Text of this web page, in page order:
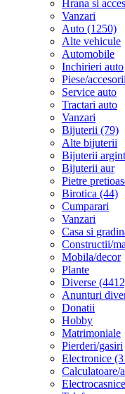
Hrana si
Vanzari
Auto (1250)
Alte vehicule
Automobile
Inchirieri auto
Piese/accesorii
Service auto
Tractari auto
Vanzari
Bijuterii (79)
Alte bijuterii
Bijuterii argint
Bijuterii aur
Pietre
Birotica (44)
Cumparari
Vanzari
Casa si
Constructii/
Mobila/decor
Plante
Diverse
Anunturi
Donatii
Hobby
Matrimoniale
Pierderi/gasiri
Electronice
Calculatoare/
Electrocasnice